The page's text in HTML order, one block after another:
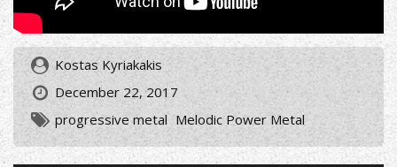
Kostas Kyriakakis
December 22, 2017
progressive metal Melodic Power Metal